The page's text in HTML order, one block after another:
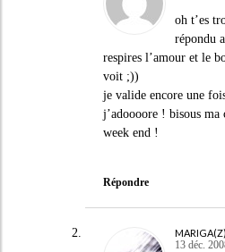
oh t’es
répondu
respires l’amour et le
voit ;))
je valide encore une
j’adoooore ! bisous
week end !
Répondre
MARIGA(Z)
13 déc.